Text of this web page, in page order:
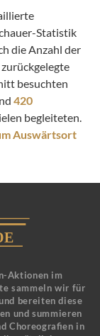
Statistik
die Anzahl der
besuchten
420
begleiteten.
Auswärtsort
Aktionen im
sammeln wir für
bereiten diese
und summieren
Choreografien in